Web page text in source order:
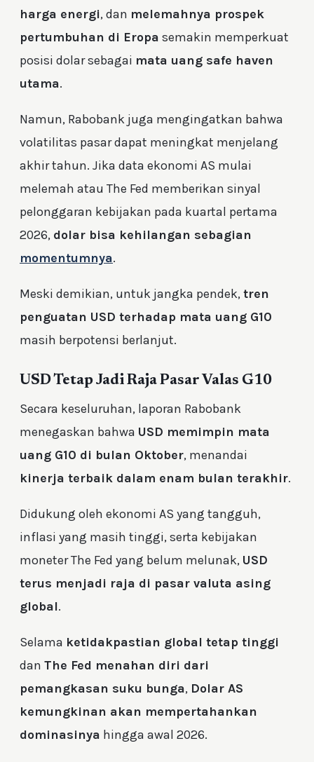
harga energi, dan melemahnya prospek
pertumbuhan di Eropa semakin memperkuat
posisi dolar sebagai mata uang safe haven
utama.
Namun, Rabobank juga mengingatkan bahwa
volatilitas pasar dapat meningkat menjelang
akhir tahun. Jika data ekonomi AS mulai
melemah atau The Fed memberikan sinyal
pelonggaran kebijakan pada kuartal pertama
2026, dolar bisa kehilangan sebagian
momentumnya.
Meski demikian, untuk jangka pendek,tren
penguatan USD terhadap mata uang G10
masih berpotensi berlanjut.
USD Tetap Jadi Raja Pasar Valas G10
Secara keseluruhan, laporan Rabobank
menegaskan bahwa USD memimpin mata
uang G10 di bulan Oktober, menandai
kinerja terbaik dalam enam bulan terakhir.
Didukung oleh ekonomi AS yang tangguh,
inflasi yang masih tinggi, serta kebijakan
moneter The Fed yang belum melunak, USD
terus menjadi raja di pasar valuta asing
global.
Selama ketidakpastian global tetap tinggi
dan The Fed menahan diri dari
pemangkasan suku bunga, Dolar AS
kemungkinan akan mempertahankan
dominasinya hingga awal 2026.